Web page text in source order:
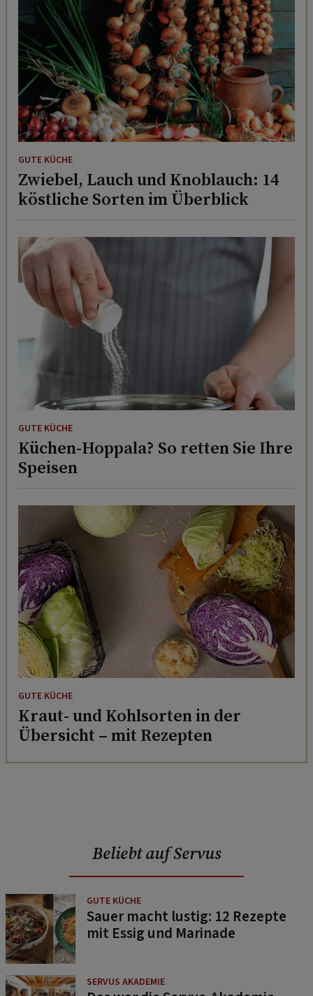
GUTE KÜCHE
Zwiebel, Lauch und Knoblauch: 14
köstliche Sorten im Überblick
GUTE KÜCHE
Küchen-Hoppala? So retten Sie Ihre
Speisen
GUTE KÜCHE
Kraut- und Kohlsorten in der
Übersicht – mit Rezepten
Beliebt auf Servus
GUTE KÜCHE
Sauer macht lustig: 12 Rezepte
mit Essig und Marinade
SERVUS AKADEMIE